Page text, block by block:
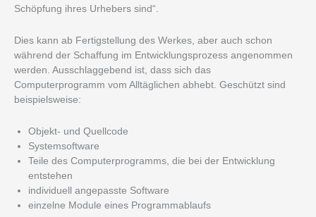
Schöpfung ihres Urhebers sind“.
Dies kann ab Fertigstellung des Werkes, aber auch schon
während der Schaffung im Entwicklungsprozess angenommen
werden. Ausschlaggebend ist, dass sich das
Computerprogramm vom Alltäglichen abhebt. Geschützt sind
beispielsweise:
Objekt- und Quellcode
Systemsoftware
Teile des Computerprogramms, die bei der Entwicklung
entstehen
individuell angepasste Software
einzelne Module eines Programmablaufs